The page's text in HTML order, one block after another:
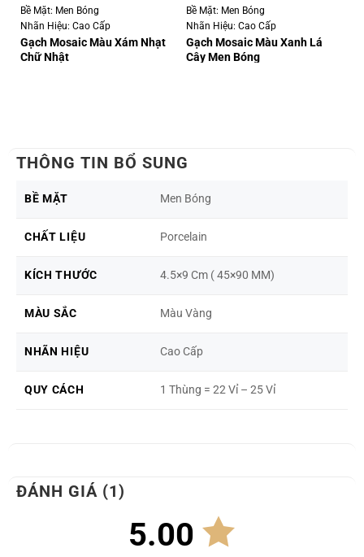
Bề Mặt: Men Bóng
Nhãn Hiệu: Cao Cấp
Gạch Mosaic Màu Xám Nhạt
Chữ Nhật
Bề Mặt: Men Bóng
Nhãn Hiệu: Cao Cấp
Gạch Mosaic Màu Xanh Lá
Cây Men Bóng
THÔNG TIN BỔ SUNG
BỀ MẶT Men Bóng
CHẤT LIỆU Porcelain
KÍCH THƯỚC 4.5×9 Cm ( 45×90 MM)
MÀU SẮC Màu Vàng
NHÃN HIỆU Cao Cấp
QUY CÁCH 1 Thùng = 22 Vỉ – 25 Vỉ
ĐÁNH GIÁ (1)
5.00